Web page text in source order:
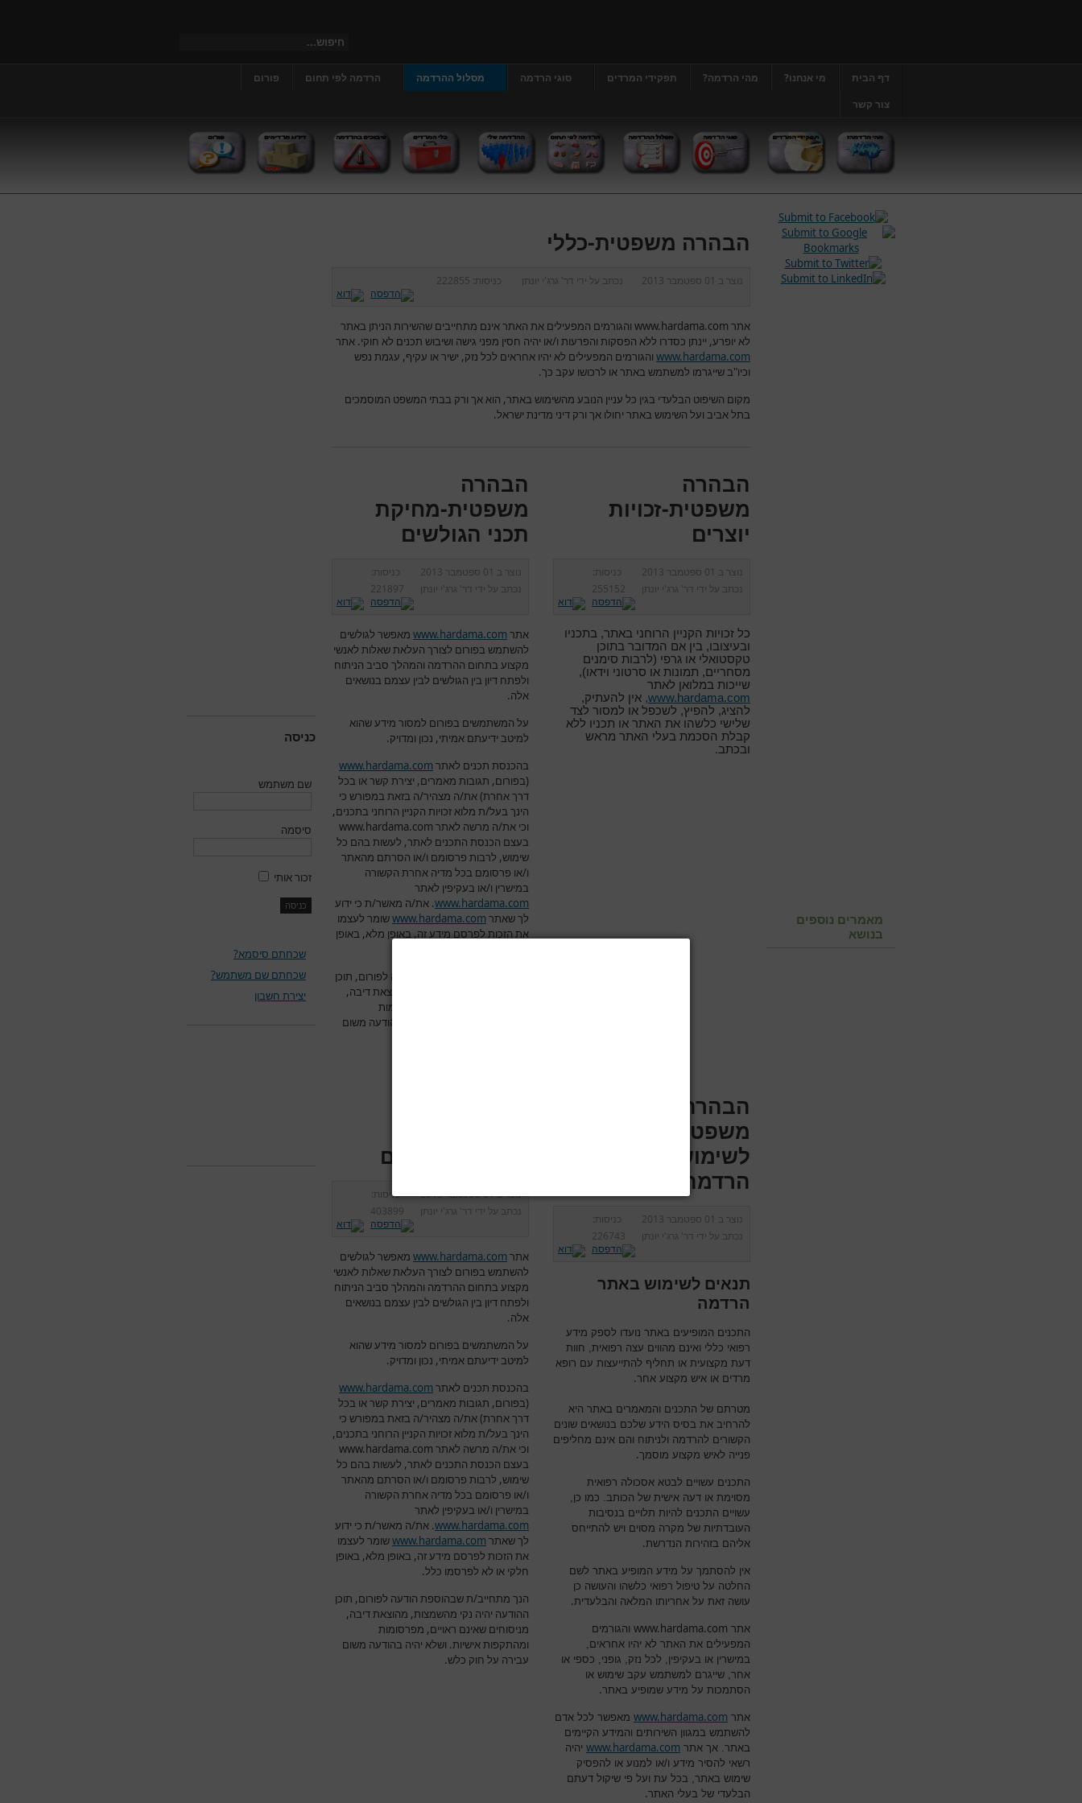
דף הבית מי אנחנו? מהי הרדמה? תפקידי המרדים סוגי הרדמה מסלול ההרדמה הרדמה לפי תחום
פורום
צור קשר
הבהרה משפטית-כללי
נוצר ב 01 ספטמבר 2013 נכתב על ידי דר' גרג'י יונתן כניסות: 222855
אתר www.hardama.com והגורמים המפעילים את האתר אינם מתחייבים שהשירות הניתן באתר
לא יופרע, יינתן כסדרו ללא הפסקות והפרעות ו/או יהיה חסין מפני גישה ושיבוש תכנים לא חוקי. אתר
www.hardama.com והגורמים המפעילים לא יהיו אחראים לכל נזק, ישיר או עקיף, עגמת נפש
וכיו"ב שייגרמו למשתמש באתר או לרכושו עקב כך.
מקום השיפוט הבלעדי בגין כל עניין הנובע מהשימוש באתר, הוא אך ורק בבתי המשפט המוסמכים
בתל אביב ועל השימוש באתר יחולו אך ורק דיני מדינת ישראל.
הבהרה
משפטית-מחיקת
תכני הגולשים
נוצר ב 01 ספטמבר 2013
נכתב על ידי דר' גרג'י יונתן
כניסות:
221897
אתר www.hardama.com מאפשר לגולשים
להשתמש בפורום לצורך העלאת שאלות לאנשי
מקצוע בתחום ההרדמה והמהלך סביב הניתוח
ולפתח דיון בין הגולשים לבין עצמם בנושאים
אלה.
על המשתמשים בפורום למסור מידע שהוא
למיטב ידיעתם אמיתי, נכון ומדויק.
בהכנסת תכנים לאתר www.hardama.com
(בפורום, תגובות מאמרים, יצירת קשר או בכל
דרך אחרת) את/ה מצהיר/ה בזאת במפורש כי
הינך בעל/ת מלוא זכויות הקניין הרוחני בתכנים,
וכי את/ה מרשה לאתר www.hardama.com
בעצם הכנסת התכנים לאתר, לעשות בהם כל
שימוש, לרבות פרסומם ו/או הסרתם מהאתר
ו/או פרסומם בכל מדיה אחרת הקשורה
במישרין ו/או בעקיפין לאתר
www.hardama.com
. את/ה מאשר/ת כי ידוע
לך שאתר www.hardama.comשומר לעצמו
את הזכות לפרסם מידע זה, באופן מלא, באופן
הנך מתחייב/ת שבהוספת הודעה לפורום, תוכן
ההודעה יהיה נקי מהשמצות, מהוצאת דיבה,
מניסוחים שאינם ראויים, מפרסומות
ומהתקפות אישיות. ושלא יהיה בהודעה משום
הבהרה
משפטית-זכויות
יוצרים
נוצר ב 01 ספטמבר 2013
נכתב על ידי דר' גרג'י יונתן
כניסות:
255152
כל זכויות הקניין הרוחני באתר, בתכניו
ובעיצובו, בין אם המדובר בתוכן
טקסטואלי או גרפי (לרבות סימנים
מסחריים, תמונות או סרטוני וידאו),
שייכות במלואן לאתר
www.hardama.com, אין להעתיק,
להציג, להפיץ, לשכפל או למסור לצד
שלישי כלשהו את האתר או תכניו ללא
קבלת הסכמת בעלי האתר מראש
ובכתב.
השימוש בפורום
נוצר ב01 ספטמבר 2013
נכתב על ידי דר' גרג'י יונתן
כניסות:
403899
אתר www.hardama.com מאפשר לגולשים
להשתמש בפורום לצורך העלאת שאלות לאנשי
מקצוע בתחום ההרדמה והמהלך סביב הניתוח
ולפתח דיון בין הגולשים לבין עצמם בנושאים
אלה.
על המשתמשים בפורום למסור מידע שהוא
למיטב ידיעתם אמיתי, נכון ומדויק.
בהכנסת תכנים לאתר www.hardama.com
(בפורום, תגובות מאמרים, יצירת קשר או בכל
דרך אחרת) את/ה מצהיר/ה בזאת במפורש כי
הינך בעל/ת מלוא זכויות הקניין הרוחני בתכנים,
וכי את/ה מרשה לאתר www.hardama.com
בעצם הכנסת התכנים לאתר, לעשות בהם כל
שימוש, לרבות פרסומם ו/או הסרתם מהאתר
ו/או פרסומם בכל מדיה אחרת הקשורה
במישרין ו/או בעקיפין לאתר
www.hardama.com
. את/ה מאשר/ת כי ידוע
לך שאתר www.hardama.comשומר לעצמו
את הזכות לפרסם מידע זה, באופן מלא, באופן
חלקי או לא לפרסמו כלל.
הנך מתחייב/ת שבהוספת הודעה לפורום, תוכן
ההודעה יהיה נקי מהשמצות, מהוצאת דיבה,
מניסוחים שאינם ראויים, מפרסומות
ומהתקפות אישיות. ושלא יהיה בהודעה משום
עבירה על חוק כלש.
הבהרה
משפטית-תנאים
לשימוש באתר
הרדמה
נוצר ב 01 ספטמבר 2013
נכתב על ידי דר' גרג'י יונתן
כניסות:
226743
תנאים לשימוש באתר
הרדמה
התכנים המופיעים באתר נועדו לספק מידע
רפואי כללי ואינם מהווים עצה רפואית, חוות
דעת מקצועית או תחליף להתייעצות עם רופא
מרדים או איש מקצוע אחר.
מטרתם של התכנים והמאמרים באתר היא
להרחיב את בסיס הידע שלכם בנושאים שונים
הקשורים להרדמה ולניתוח והם אינם מחליפים
פנייה לאיש מקצוע מוסמך.
התכנים עשויים לבטא אסכולה רפואית
מסוימת או דעה אישית של הכותב. כמו כן,
עשויים התכנים להיות תלויים בנסיבות
העובדתיות של מקרה מסוים ויש להתייחס
אליהם בזהירות הנדרשת.
אין להסתמך על מידע המופיע באתר לשם
החלטה על טיפול רפואי כלשהו והעושה כן
עושה זאת על אחריותו המלאה והבלעדית.
אתר www.hardama.com והגורמים
המפעילים את האתר לא יהיו אחראים,
במישרין או בעקיפין, לכל נזק, גופני, כספי או
אחר, שייגרם למשתמש עקב שימוש או
הסתמכות על מידע שמופיע באתר.
אתר www.hardama.com מאפשר לכל אדם
להשתמש במגוון השירותים והמידע הקיימים
באתר. אך אתר www.hardama.com יהיה
רשאי להסיר מידע ו/או למנוע או להפסיק
שימוש באתר, בכל עת ועל פי שיקול דעתם
הבלעדי של בעלי האתר.
כניסה
שם משתמש
סיסמה
זכור אותי
שכחתם סיסמא?
שכחתם שם משתמש?
יצירת חשבון
מאמרים נוספים
בנושא